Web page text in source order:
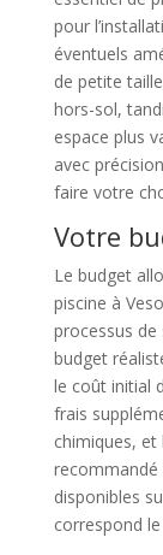
pour
éventuels
de petite
hors-sol,
espace plus
avec
faire votre
Votre
Le budget
piscine à
processus de
budget
le coût initial
frais
chimiques,
disponibles
correspond